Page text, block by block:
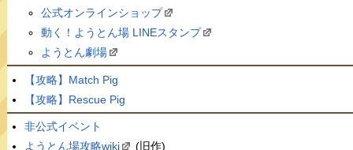
公式オンラインショップ
動く！ようとん場 LINEスタンプ
ようとん劇場
【攻略】Match Pig
【攻略】Rescue Pig
非公式イベント
ようとん場攻略wiki
(旧作)